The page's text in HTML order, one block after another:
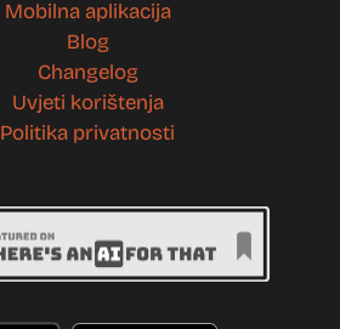
Mobilna aplikacija
Blog
Changelog
Uvjeti korištenja
Politika privatnosti